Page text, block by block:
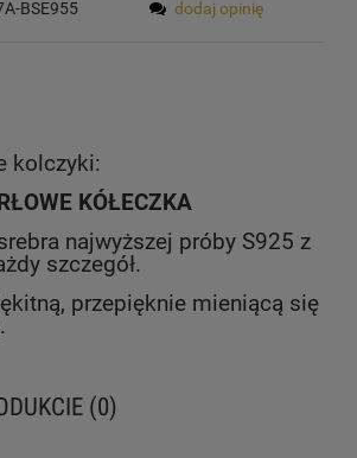
BSE955
dodaj opinię
kolczyki:
KÓŁECZKA
najwyższej próby S925 z
szczegół.
przepięknie mieniącą się
(0)